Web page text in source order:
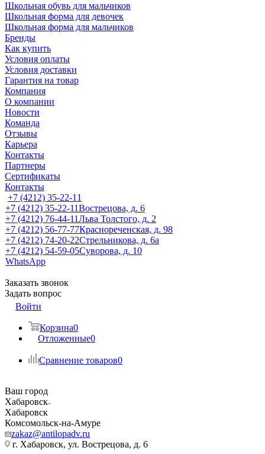
Школьная обувь для мальчиков
Школьная форма для девочек
Школьная форма для мальчиков
Бренды
Как купить
Условия оплаты
Условия доставки
Гарантия на товар
Компания
О компании
Новости
Команда
Отзывы
Карьера
Контакты
Партнеры
Сертификаты
Контакты
+7 (4212) 35-22-11
+7 (4212) 35-22-11Вострецова, д. 6
+7 (4212) 76-44-11Льва Толстого, д. 2
+7 (4212) 56-77-77Краснореченская, д. 98
+7 (4212) 74-20-22Стрельникова, д. 6а
+7 (4212) 54-59-05Суворова, д. 10
WhatsApp
Заказать звонок
Задать вопрос
Войти
Корзина0
Отложенные0
Сравнение товаров0
Ваш город
Хабаровск
Хабаровск
Комсомольск-на-Амуре
zakaz@antilopadv.ru
г. Хабаровск, ул. Вострецова, д. 6